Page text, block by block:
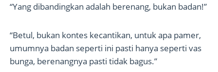
“Yang dibandingkan adalah berenang, bukan badan!”
“Betul, bukan kontes kecantikan, untuk apa pamer,
umumnya badan seperti ini pasti hanya seperti vas
bunga, berenangnya pasti tidak bagus.”